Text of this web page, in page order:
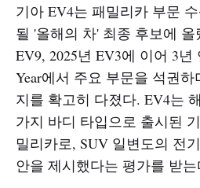
기아 EV4는 패밀리카 부문
될 '올해의 차' 최종 후보에 올
EV9, 2025년 EV3에 이어 3년
Year에서 주요 부문을 석권
지를 확고히 다졌다. EV4는
가지 바디 타입으로 출시된
밀리카로, SUV 일변도의 전
안을 제시했다는 평가를 받는